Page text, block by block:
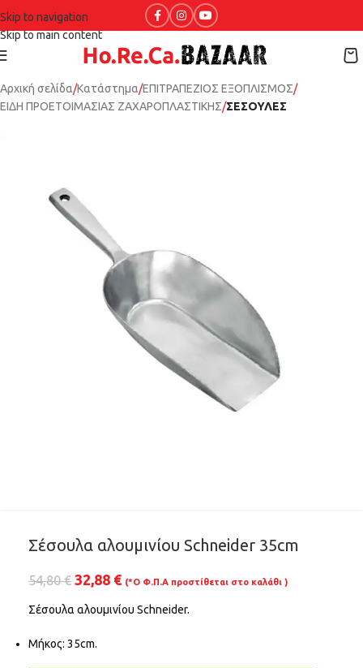
Skip to navigation
Skip to main content
Αρχική σελίδα Κατάστημα ΕΠΙΤΡΑΠΕΖΙΟΣ ΕΞΟΠΛΙΣΜΟΣ
ΕΙΔΗ ΠΡΟΕΤΟΙΜΑΣΙΑΣ ΖΑΧΑΡΟΠΛΑΣΤΙΚΗΣ ΣΕΣΟΥΛΕΣ
Σέσουλα αλουμινίου Schneider 35cm
54,80€ 32,88 € (*Ο Φ.Π.Α προστίθεται στο καλάθι )
Σέσουλα αλουμινίου Schneider.
Μήκος: 35cm.